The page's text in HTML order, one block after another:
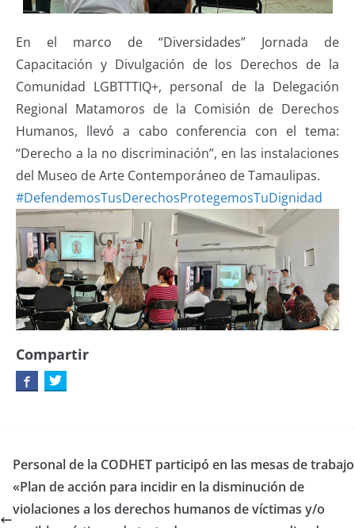
En el marco de “Diversidades” Jornada de
Capacitación y Divulgación de los Derechos de la
Comunidad LGBTTTIQ+, personal de la Delegación
Regional Matamoros de la Comisión de Derechos
Humanos, llevó a cabo conferencia con el tema:
“Derecho a la no discriminación”, en las instalaciones
del Museo de Arte Contemporáneo de Tamaulipas.
#DefendemosTusDerechosProtegemosTuDignidad
Compartir
Personal de la CODHET participó en las mesas de trabajo
«Plan de acción para incidir en la disminución de
violaciones a los derechos humanos de víctimas y/o